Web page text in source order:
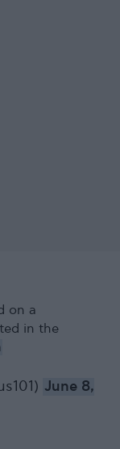
on a
in the
June 8,